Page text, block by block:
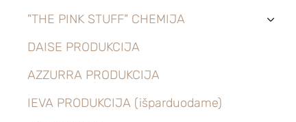
"THE PINK STUFF" CHEMIJA
›
DAISE PRODUKCIJA
AZZURRA PRODUKCIJA
IEVA PRODUKCIJA (išparduodame)